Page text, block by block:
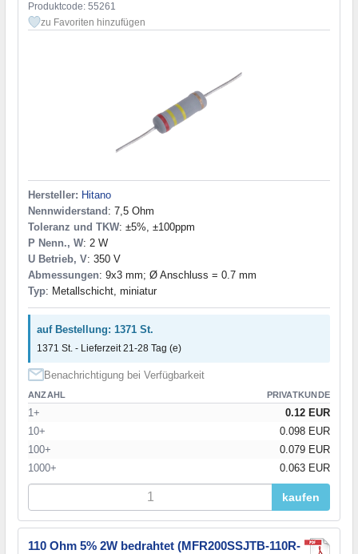
Produktcode: 55261
zu Favoriten hinzufügen
Hersteller: Hitano
Nennwiderstand : 7,5 Ohm
Toleranz und TKW: ±5%, ±100ppm
P Nenn., W: 2 W
U Betrieb, V: 350 V
Abmessungen: 9x3 mm; Ø Anschluss = 0.7 mm
Typ: Metallschicht, miniatur
auf Bestellung: 1371 St.
1371 St. - Lieferzeit 21-28 Tag (e)
Benachrichtigung bei Verfügbarkeit
ANZAHL PRIVATKUNDE
1+
0.12 EUR
10+
0.098 EUR
100+
0.079 EUR
1000+
0.063 EUR
kaufen
110 Ohm 5% 2W bedrahtet (MFR200SSJTB-110R-